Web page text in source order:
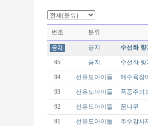
번호 분류
공지 수선화
95 공지 수선화
94 선유도아이들 해수욕장
93 선유도아이들 폭풍주의
92 선유도아이들 꿈나무
91 선유도아이들 추수감사